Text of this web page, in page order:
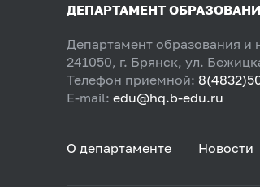
ДЕПАРТАМЕНТ
Департамент образования и
241050, г. Брянск, ул.
Телефон приемной:
E-mail: edu@hq.b-edu.ru
О департаменте Новости